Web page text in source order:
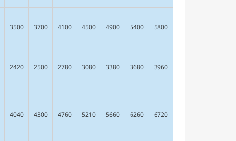
3500 3700 4100 4500 4900 5400 5800
2420 2500 2780 3080 3380 3680 3960
4040 4300 4760 5210 5660 6260 6720